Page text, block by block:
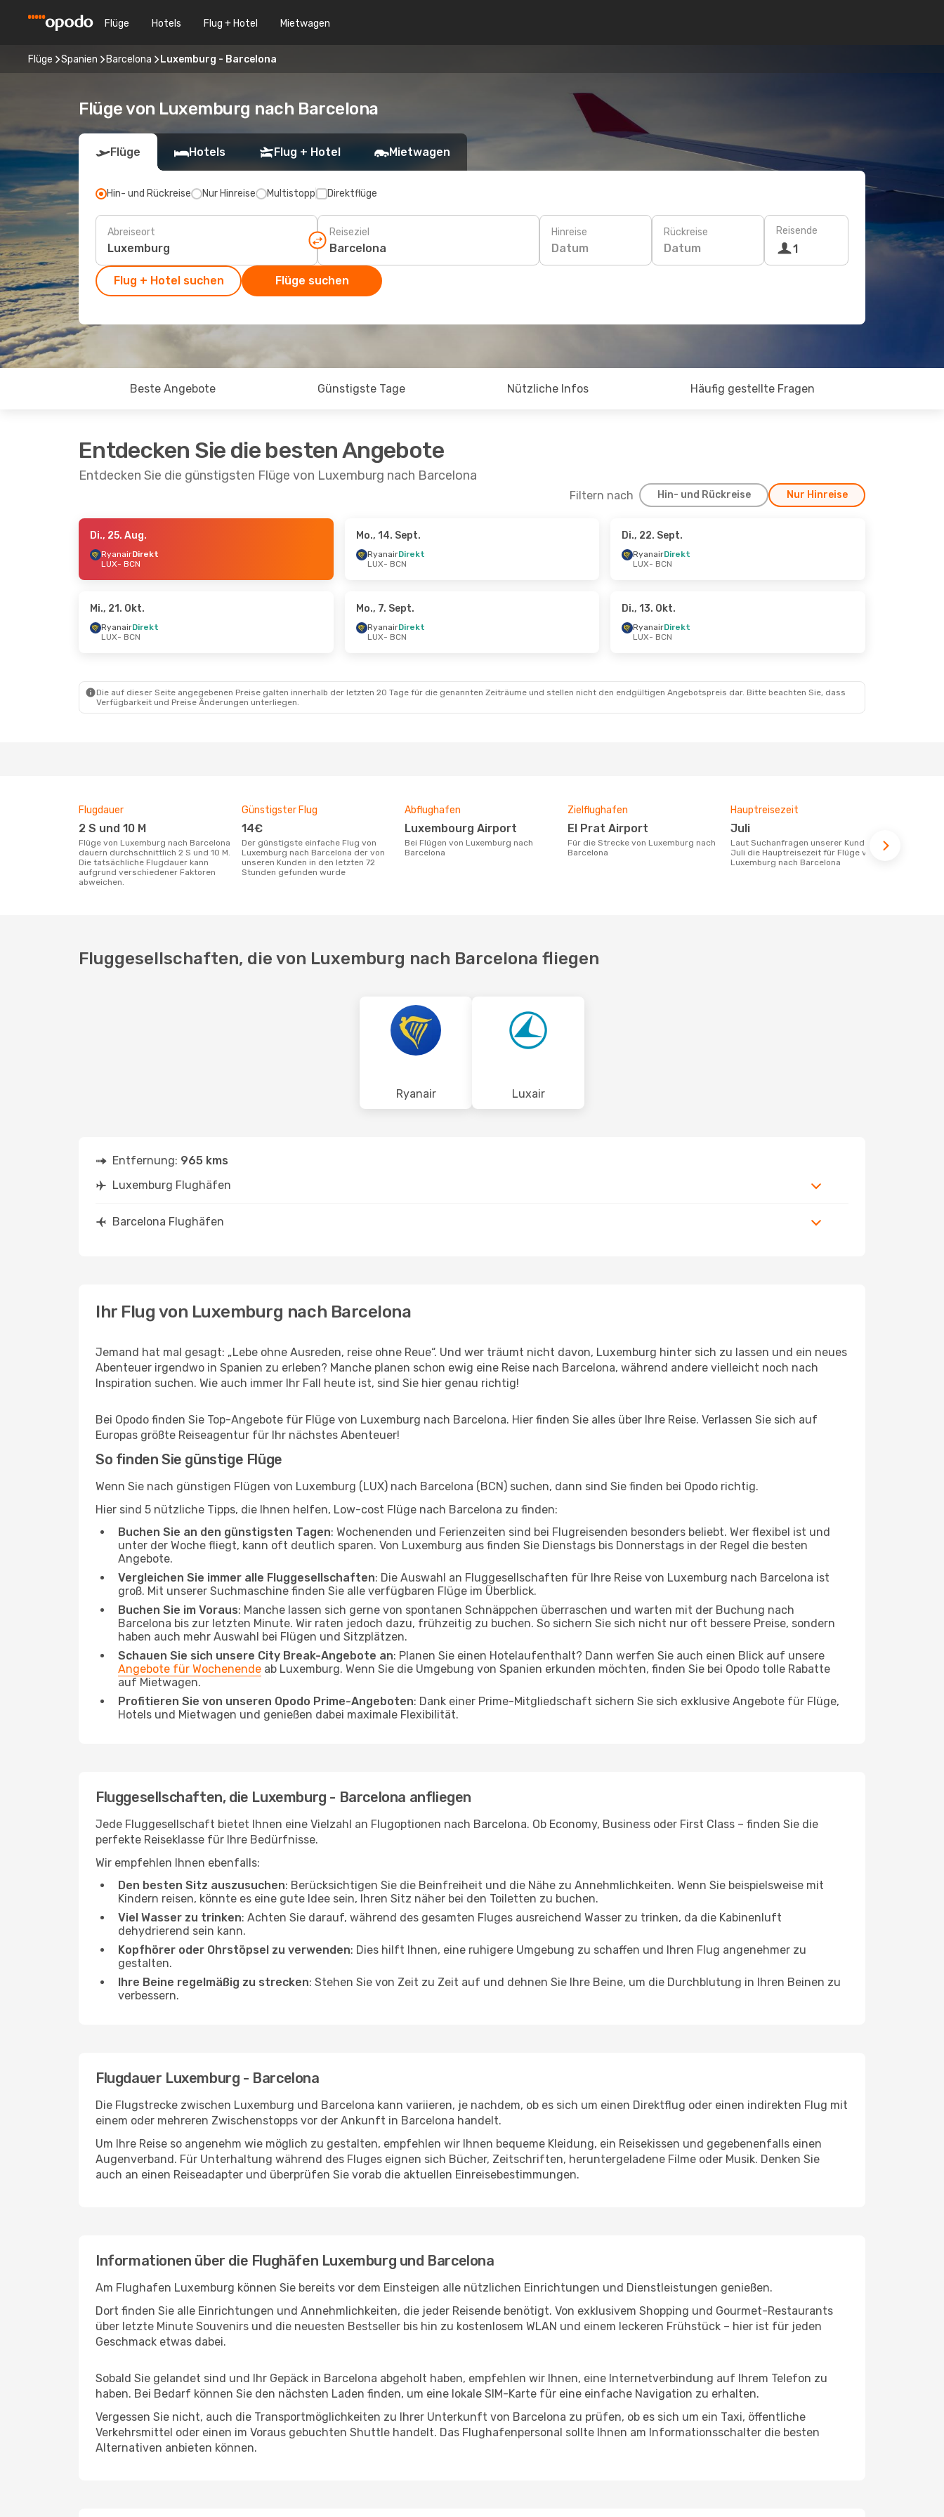
Flüge Hotels Flug + Hotel Mietwagen
Flüge Spanien Barcelona Luxemburg - Barcelona
Flüge von Luxemburg nach Barcelona
Flüge Hotels Flug + Hotel Mietwagen
Hin- und Rückreise Nur Hinreise Multistopp Direktflüge
Abreiseort Reiseziel Hinreise
Datum
Rückreise
Datum
Reisende
1
Flug + Hotel suchen Flüge suchen
Beste Angebote Günstigste Tage Nützliche Infos Häufig gestellte Fragen
Entdecken Sie die besten Angebote
Entdecken Sie die günstigsten Flüge von Luxemburg nach Barcelona
Filtern nach Hin- und Rückreise Nur Hinreise
- Di., 29. Sept. - Do., 8. Okt. - Di., 15. Sept.
- Do., 22. Okt. - Mo., 7. Sept.
BCN - LUX
- Do., 27. Aug.
BCN
- LUX
Di., 25. Aug.
RyanairDirekt
LUX- BCN
Mo., 14. Sept.
RyanairDirekt
LUX- BCN
Di., 22. Sept.
RyanairDirekt
LUX- BCN
Mi., 21. Okt.
RyanairDirekt
LUX- BCN
Mo., 7. Sept.
RyanairDirekt
LUX- BCN
Di., 13. Okt.
RyanairDirekt
LUX- BCN
Die auf dieser Seite angegebenen Preise galten innerhalb der letzten 20 Tage für die genannten Zeiträume und stellen nicht den endgültigen Angebotspreis dar. Bitte beachten Sie, dass
Verfügbarkeit und Preise Änderungen unterliegen.
Flugdauer
2 S und 10 M
Flüge von Luxemburg nach Barcelona
dauern durchschnittlich 2 S und 10 M.
Die tatsächliche Flugdauer kann
aufgrund verschiedener Faktoren
abweichen.
Günstigster Flug
14€
Der günstigste einfache Flug von
Luxemburg nach Barcelona der von
unseren Kunden in den letzten 72
Stunden gefunden wurde
Abflughafen
Luxembourg Airport
Bei Flügen von Luxemburg nach
Barcelona
Zielflughafen
El Prat Airport
Für die Strecke von Luxemburg nach
Barcelona
Hauptreisezeit
Juli
Laut Suchanfragen unserer Kunden ist
Juli die Hauptreisezeit für Flüge von
Luxemburg nach Barcelona
Fluggesellschaften, die von Luxemburg nach Barcelona fliegen
Ryanair Luxair
Entfernung: 965 kms
Luxemburg Flughäfen
Barcelona Flughäfen
Ihr Flug von Luxemburg nach Barcelona
Jemand hat mal gesagt: „Lebe ohne Ausreden, reise ohne Reue“. Und wer träumt nicht davon, Luxemburg hinter sich zu lassen und ein neues
Abenteuer irgendwo in Spanien zu erleben? Manche planen schon ewig eine Reise nach Barcelona, während andere vielleicht noch nach
Inspiration suchen. Wie auch immer Ihr Fall heute ist, sind Sie hier genau richtig!
Bei Opodo finden Sie Top-Angebote für Flüge von Luxemburg nach Barcelona. Hier finden Sie alles über Ihre Reise. Verlassen Sie sich auf
Europas größte Reiseagentur für Ihr nächstes Abenteuer!
So finden Sie günstige Flüge
Wenn Sie nach günstigen Flügen von Luxemburg (LUX) nach Barcelona (BCN) suchen, dann sind Sie finden bei Opodo richtig.
Hier sind 5 nützliche Tipps, die Ihnen helfen, Low-cost Flüge nach Barcelona zu finden:
Buchen Sie an den günstigsten Tagen: Wochenenden und Ferienzeiten sind bei Flugreisenden besonders beliebt. Wer flexibel ist und
unter der Woche fliegt, kann oft deutlich sparen. Von Luxemburg aus finden Sie Dienstags bis Donnerstags in der Regel die besten
Angebote.
Vergleichen Sie immer alle Fluggesellschaften: Die Auswahl an Fluggesellschaften für Ihre Reise von Luxemburg nach Barcelona ist
groß. Mit unserer Suchmaschine finden Sie alle verfügbaren Flüge im Überblick.
Buchen Sie im Voraus: Manche lassen sich gerne von spontanen Schnäppchen überraschen und warten mit der Buchung nach
Barcelona bis zur letzten Minute. Wir raten jedoch dazu, frühzeitig zu buchen. So sichern Sie sich nicht nur oft bessere Preise, sondern
haben auch mehr Auswahl bei Flügen und Sitzplätzen.
Schauen Sie sich unsere City Break-Angebote an: Planen Sie einen Hotelaufenthalt? Dann werfen Sie auch einen Blick auf unsere
Angebote für Wochenende ab Luxemburg. Wenn Sie die Umgebung von Spanien erkunden möchten, finden Sie bei Opodo tolle Rabatte
auf Mietwagen.
Profitieren Sie von unseren Opodo Prime-Angeboten: Dank einer Prime-Mitgliedschaft sichern Sie sich exklusive Angebote für Flüge,
Hotels und Mietwagen und genießen dabei maximale Flexibilität.
Fluggesellschaften, die Luxemburg - Barcelona anfliegen
Jede Fluggesellschaft bietet Ihnen eine Vielzahl an Flugoptionen nach Barcelona. Ob Economy, Business oder First Class – finden Sie die
perfekte Reiseklasse für Ihre Bedürfnisse.
Wir empfehlen Ihnen ebenfalls:
Den besten Sitz auszusuchen: Berücksichtigen Sie die Beinfreiheit und die Nähe zu Annehmlichkeiten. Wenn Sie beispielsweise mit
Kindern reisen, könnte es eine gute Idee sein, Ihren Sitz näher bei den Toiletten zu buchen.
Viel Wasser zu trinken: Achten Sie darauf, während des gesamten Fluges ausreichend Wasser zu trinken, da die Kabinenluft
dehydrierend sein kann.
Kopfhörer oder Ohrstöpsel zu verwenden: Dies hilft Ihnen, eine ruhigere Umgebung zu schaffen und Ihren Flug angenehmer zu
gestalten.
Ihre Beine regelmäßig zu strecken: Stehen Sie von Zeit zu Zeit auf und dehnen Sie Ihre Beine, um die Durchblutung in Ihren Beinen zu
verbessern.
Flugdauer Luxemburg - Barcelona
Die Flugstrecke zwischen Luxemburg und Barcelona kann variieren, je nachdem, ob es sich um einen Direktflug oder einen indirekten Flug mit
einem oder mehreren Zwischenstopps vor der Ankunft in Barcelona handelt.
Um Ihre Reise so angenehm wie möglich zu gestalten, empfehlen wir Ihnen bequeme Kleidung, ein Reisekissen und gegebenenfalls einen
Augenverband. Für Unterhaltung während des Fluges eignen sich Bücher, Zeitschriften, heruntergeladene Filme oder Musik. Denken Sie
auch an einen Reiseadapter und überprüfen Sie vorab die aktuellen Einreisebestimmungen.
Informationen über die Flughäfen Luxemburg und Barcelona
Am Flughafen Luxemburg können Sie bereits vor dem Einsteigen alle nützlichen Einrichtungen und Dienstleistungen genießen.
Dort finden Sie alle Einrichtungen und Annehmlichkeiten, die jeder Reisende benötigt. Von exklusivem Shopping und Gourmet-Restaurants
über letzte Minute Souvenirs und die neuesten Bestseller bis hin zu kostenlosem WLAN und einem leckeren Frühstück – hier ist für jeden
Geschmack etwas dabei.
Sobald Sie gelandet sind und Ihr Gepäck in Barcelona abgeholt haben, empfehlen wir Ihnen, eine Internetverbindung auf Ihrem Telefon zu
haben. Bei Bedarf können Sie den nächsten Laden finden, um eine lokale SIM-Karte für eine einfache Navigation zu erhalten.
Vergessen Sie nicht, auch die Transportmöglichkeiten zu Ihrer Unterkunft von Barcelona zu prüfen, ob es sich um ein Taxi, öffentliche
Verkehrsmittel oder einen im Voraus gebuchten Shuttle handelt. Das Flughafenpersonal sollte Ihnen am Informationsschalter die besten
Alternativen anbieten können.